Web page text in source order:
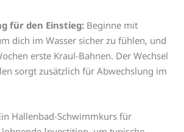
für den Einstieg: Beginne mit
dich im Wasser sicher zu fühlen, und
erste Kraul-Bahnen. Der Wechsel
sorgt zusätzlich für Abwechslung im
Hallenbad-Schwimmkurs für